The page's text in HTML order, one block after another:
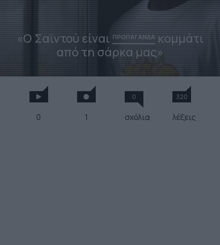
«Ο Σαϊντού είναι ΠΡΟΠΑΓΑΝΔΑκομμάτι
από τη σάρκα μας»
0 1
0
σχόλια
320
λέξεις